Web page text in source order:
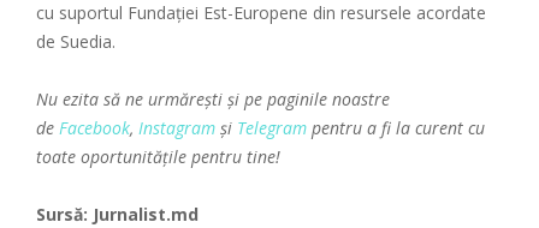
cu suportul Fundaţiei Est-Europene din resursele acordate
de Suedia.
Nu ezita să ne urmărești și pe paginile noastre
de Facebook, Instagram și Telegram pentru a fi la curent cu
toate oportunitățile pentru tine!
Sursă: Jurnalist.md